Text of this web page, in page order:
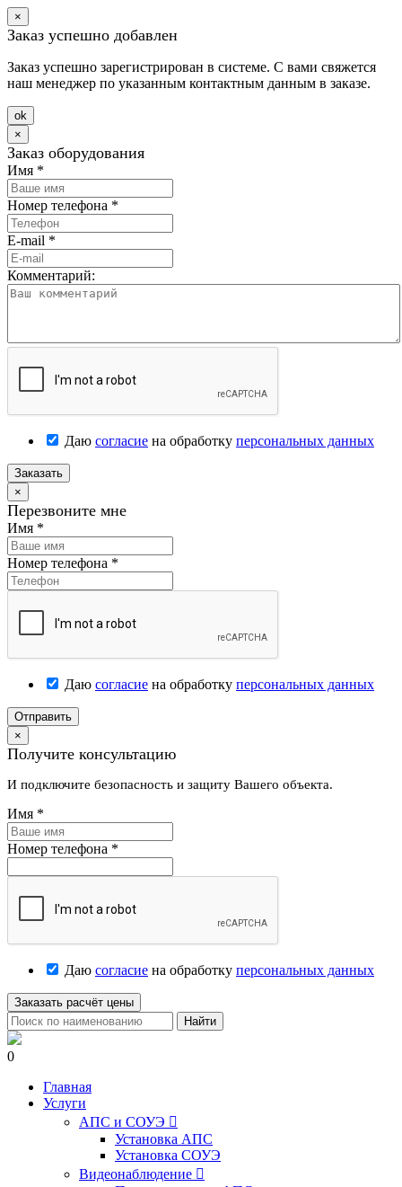
×
Заказ успешно добавлен
Заказ успешно зарегистрирован в системе. С вами свяжется
наш менеджер по указанным контактным данным в заказе.
оk
×
Заказ оборудования
Имя *
Номер телефона *
E-mail *
Комментарий:
Даю согласие на обработку персональных данных
Заказать
×
Перезвоните мне
Имя *
Номер телефона *
Даю согласие на обработку персональных данных
Отправить
×
Получите консультацию
И подключите безопасность и защиту Вашего объекта.
Имя *
Номер телефона *
Даю согласие на обработку персональных данных
Заказать расчёт цены
Найти
0
Главная
Услуги
АПС и СОУЭ 
Установка АПС
Установка СОУЭ
Видеонаблюдение 